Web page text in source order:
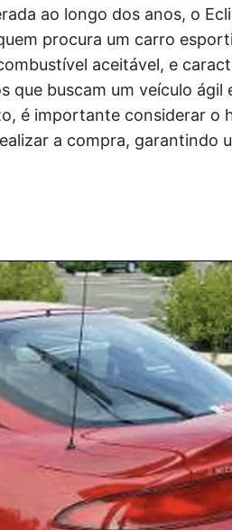
ao longo dos anos, o
procura um carro
aceitável, e
que buscam um veículo ágil
é importante considerar o
a compra, garantindo